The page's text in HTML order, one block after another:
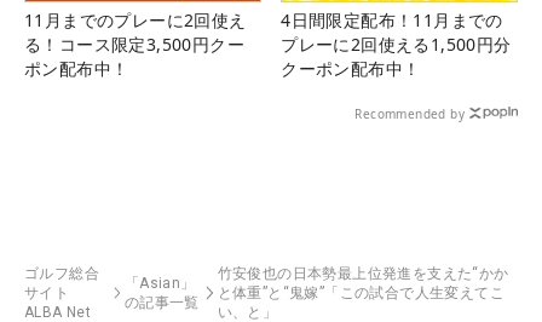
11月までのプレーに2回使え
る！コース限定3,500円クー
ポン配布中！
4日間限定配布！11月までの
プレーに2回使える1,500円分
クーポン配布中！
Recommended by
ゴルフ総合
サイト
ALBA Net
「Asian」
の記事一覧
竹安俊也の日本勢最上位発進を支えた“かか
と体重”と“鬼嫁”「この試合で人生変えてこ
い、と」